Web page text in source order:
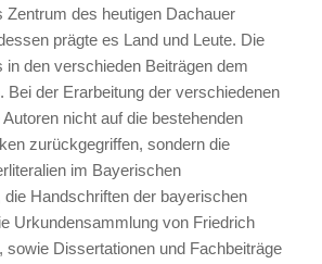
des heutigen Dachauer
prägte es Land und Leute. Die
in den verschieden Beiträgen dem
Bei der Erarbeitung der verschiedenen
nicht auf die bestehenden
zurückgegriffen, sondern die
im Bayerischen
Handschriften der bayerischen
Urkundensammlung von Friedrich
sowie Dissertationen und Fachbeiträge